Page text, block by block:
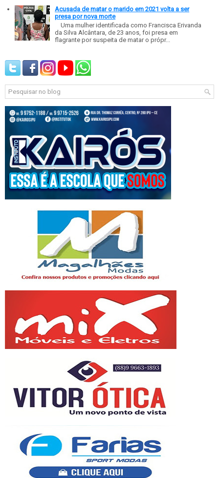
Acusada de matar o marido em 2021 volta a ser
presa por nova morte
Uma mulher identificada como Francisca Erivanda
da Silva Alcântara, de 23 anos, foi presa em
flagrante por suspeita de matar o própr...